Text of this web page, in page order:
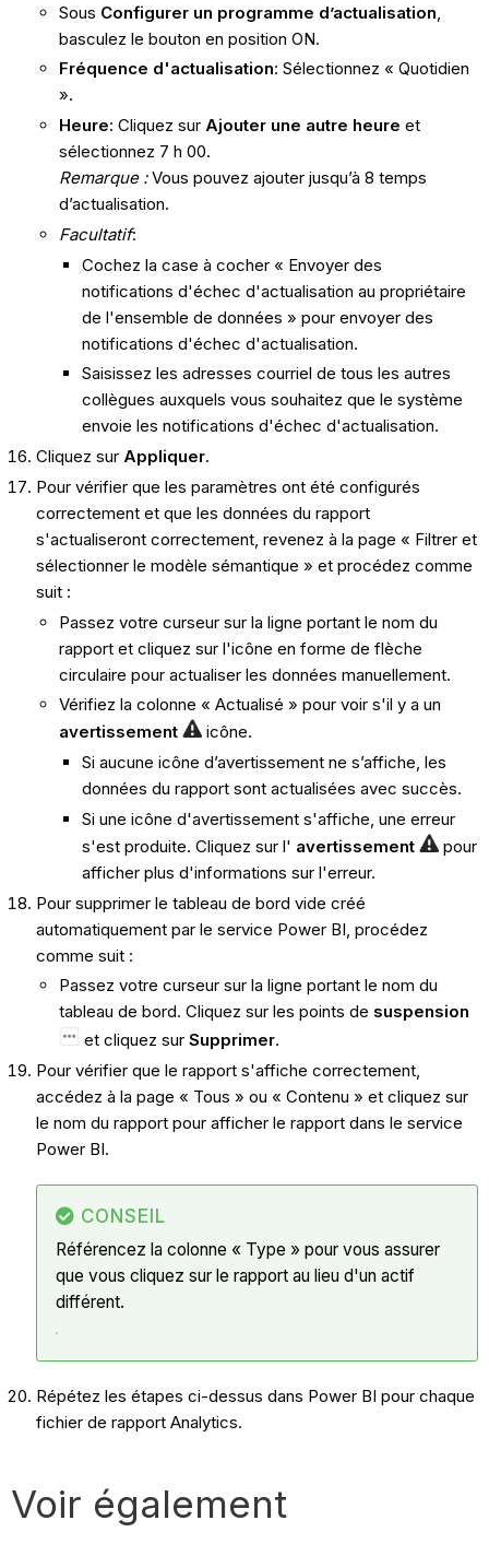
Sous Configurer un programme d’actualisation
basculez le bouton en position ON.
Fréquence d'actualisation: Sélectionnez « Quotidien
».
Heure: Cliquez sur Ajouter une autre heure et
sélectionnez 7 h 00.
Remarque :Vous pouvez ajouter jusqu’à 8 temps
d’actualisation.
Facultatif:
Cochez la case à cocher « Envoyer des
notifications d'échec d'actualisation au propriétaire
de l'ensemble de données » pour envoyer des
notifications d'échec d'actualisation.
Saisissez les adresses courriel de tous les autres
collègues auxquels vous souhaitez que le système
envoie les notifications d'échec d'actualisation.
Cliquez sur Appliquer.
Pour vérifier que les paramètres ont été configurés
correctement et que les données du rapport
s'actualiseront correctement, revenez à la page « Filtrer et
sélectionner le modèle sémantique » et procédez comme
suit :
Passez votre curseur sur la ligne portant le nom du
rapport et cliquez sur l'icône en forme de flèche
circulaire pour actualiser les données manuellement.
Vérifiez la colonne « Actualisé » pour voir s'il y a un
avertissement
icône.
Si aucune icône d’avertissement ne s’affiche, les
données du rapport sont actualisées avec succès.
Si une icône d'avertissement s'affiche, une erreur
s'est produite. Cliquez sur l' avertissement
pour
afficher plus d'informations sur l'erreur.
Pour supprimer le tableau de bord vide créé
automatiquement par le service Power BI, procédez
comme suit :
Passez votre curseur sur la ligne portant le nom du
tableau de bord. Cliquez sur les points de suspension
et cliquez sur Supprimer.
Pour vérifier que le rapport s'affiche correctement,
accédez à la page « Tous » ou « Contenu » et cliquez sur
le nom du rapport pour afficher le rapport dans le service
Power BI.
CONSEIL
Référencez la colonne « Type » pour vous assurer
que vous cliquez sur le rapport au lieu d'un actif
différent.
Répétez les étapes ci-dessus dans Power BI pour chaque
fichier de rapport Analytics.
Voir également